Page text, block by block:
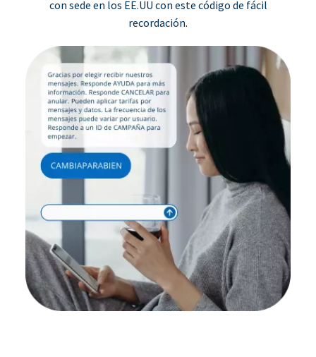
con sede en los EE.UU con este código de fácil
recordación.